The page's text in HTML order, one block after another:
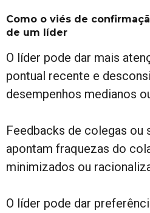
Como o viés de
de um líder
O líder pode dar mais
pontual recente e
desempenhos medianos
Feedbacks de colegas ou
apontam fraquezas do
minimizados ou
O líder pode dar